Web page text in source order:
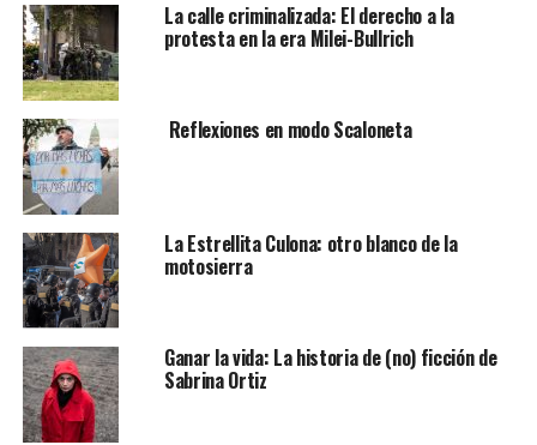
La calle criminalizada: El derecho a la
protesta en la era Milei-Bullrich
Reflexiones en modo Scaloneta
La Estrellita Culona: otro blanco de la
motosierra
Ganar la vida: La historia de (no) ficción de
Sabrina Ortiz